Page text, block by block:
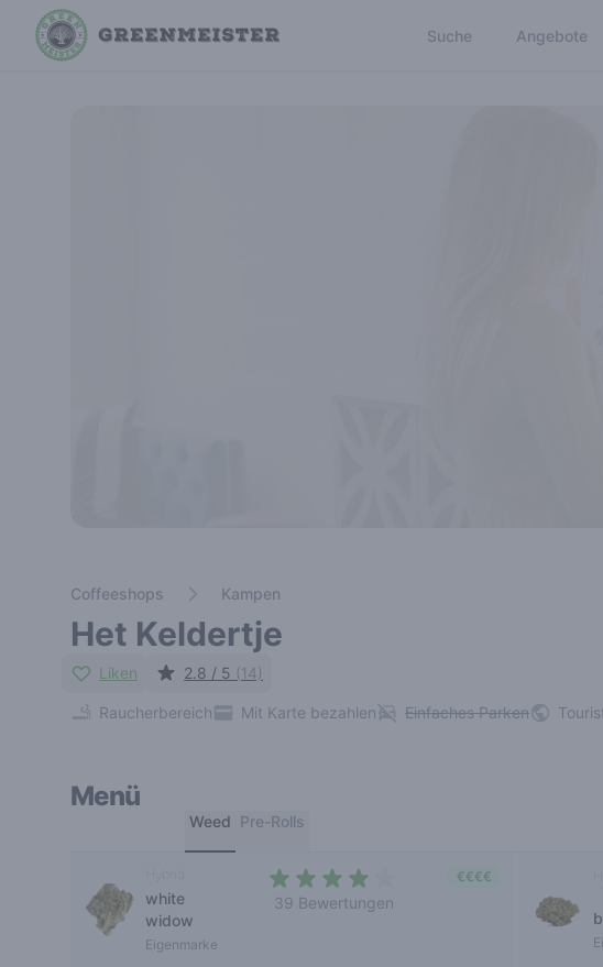
Suche Angebote
Coffeeshops Kampen
Het Keldertje
Liken 2.8 / 5 (14)
Raucherbereich Mit Karte bezahlen Einfaches Parken
Menü
Weed Pre-Rolls
white
widow
Eigenmarke
39 Bewertungen
€€€€